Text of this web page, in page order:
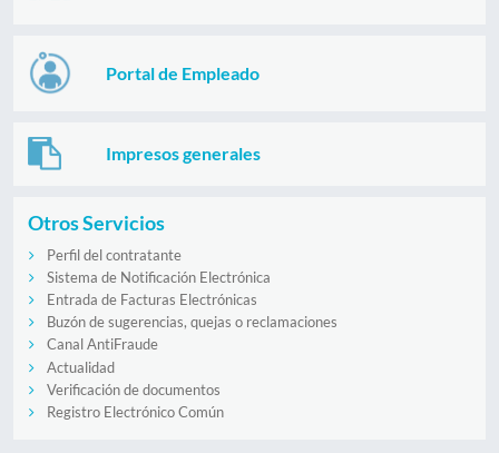
Portal de Empleado
Impresos generales
Otros Servicios
Perfil del contratante
Sistema de Notificación Electrónica
Entrada de Facturas Electrónicas
Buzón de sugerencias, quejas o reclamaciones
Canal AntiFraude
Actualidad
Verificación de documentos
Registro Electrónico Común